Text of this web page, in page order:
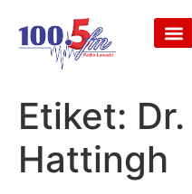
Etiket:
Hattingh